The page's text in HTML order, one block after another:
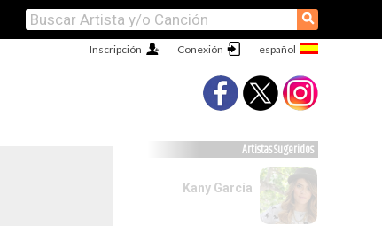
⚲
Conexión
Inscripción
Artistas Sugeridos
Kany García